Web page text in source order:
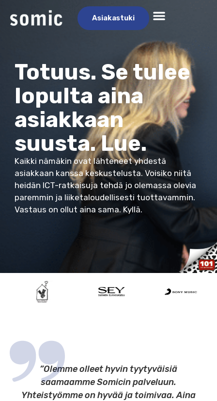
Asiakastuki
Totuus. Se tulee
lopulta aina
asiakkaan
suusta. Lue.
Kaikki nämäkin ovat lähteneet yhdestä
asiakkaan kanssa keskustelusta. Voisiko niitä
heidän ICT-ratkaisuja tehdä jo olemassa olevia
paremmin ja liiketaloudellisesti tuottavammin.
Vastaus on ollut aina sama. Kyllä.
”Olemme olleet hyvin tyytyväisiä
saamaamme Somicin palveluun.
Yhteistyömme on hyvää ja toimivaa. Aina